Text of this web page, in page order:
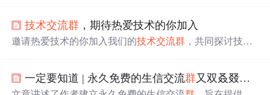
技术交流群 ，期待热爱技术的你加入
邀请热爱技术的你加入我们的技术交流群 ，共同探讨技术
朋友。
一定要知道 | 永久免费的生信交流群又双叒叕来啦！|